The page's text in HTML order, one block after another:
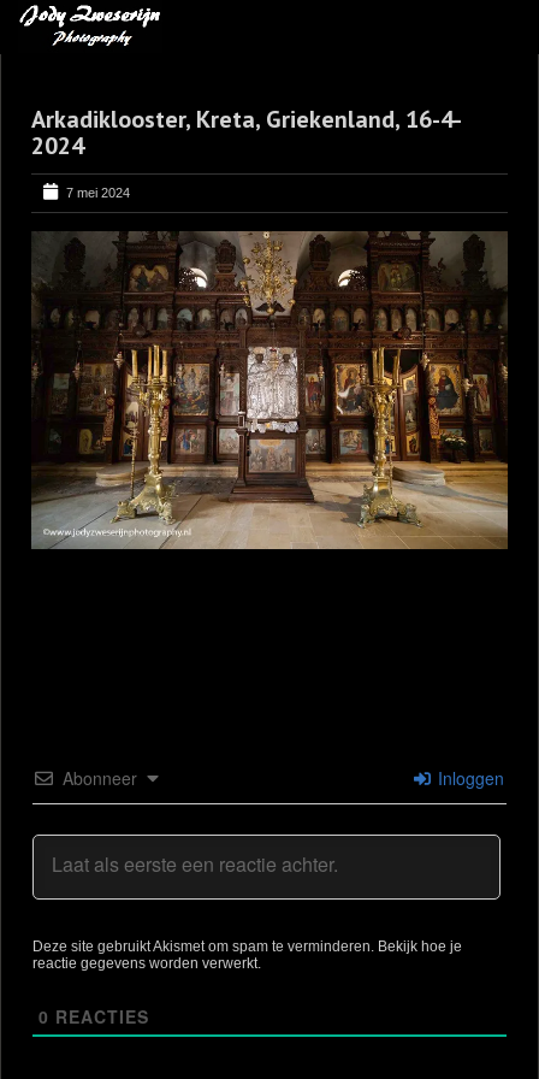
BLOG
BENCE MATE FOTOHUTTEN
OVER MIJ
CONTACT
Arkadiklooster, Kreta, Griekenland, 16-4-
2024
7 mei 2024
Abonneer Inloggen
Deze site gebruikt Akismet om spam te verminderen. Bekijk hoe je
reactie gegevens worden verwerkt.
0 REACTIES